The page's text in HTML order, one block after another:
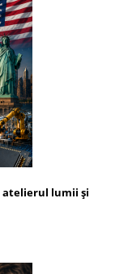
atelierul lumii și